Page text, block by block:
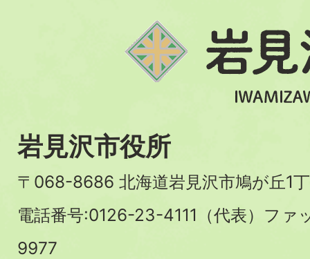
岩見沢市役所
〒068-8686 北海道岩見沢市鳩が丘1
電話番号:0126-23-4111（代表）フ
9977